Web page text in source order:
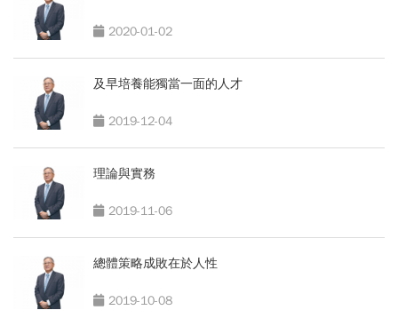
2020-01-02
及早培養能獨當一面的人才
2019-12-04
理論與實務
2019-11-06
總體策略成敗在於人性
2019-10-08